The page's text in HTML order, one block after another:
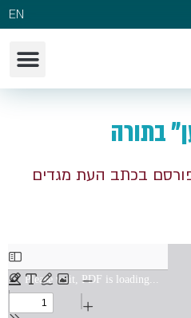
EN
בתורה
בכתב העת מגדים